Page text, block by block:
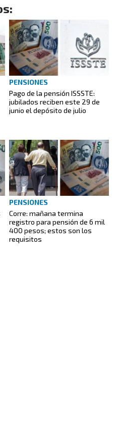
PENSIONES
Pago de la pensión ISSSTE:
jubilados reciben este 29 de
junio el depósito de julio
PENSIONES
Corre: mañana termina
registro para pensión de 6 mil
400 pesos; estos son los
requisitos